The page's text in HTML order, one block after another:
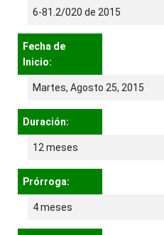
6-81.2/020 de 2015
Fecha de
Inicio:
Martes, Agosto 25, 2015
Duración:
12 meses
Prórroga:
4 meses